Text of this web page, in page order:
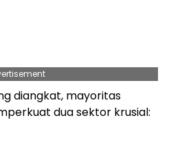
diangkat, mayoritas
dua sektor krusial: